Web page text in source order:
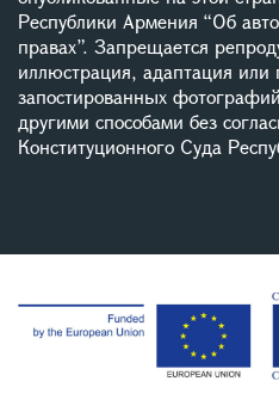
Республики Армения “Об
правах”. Запрещается
иллюстрация, адаптация или
запостированных
другими способами без
Конституционного Суда